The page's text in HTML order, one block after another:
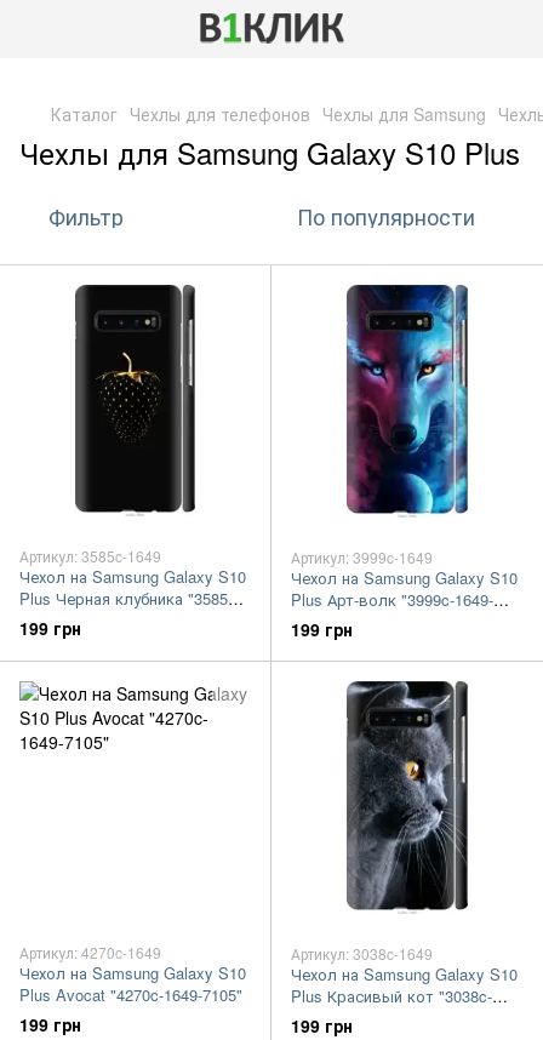
Каталог Чехлы для телефонов Чехлы для Samsung
Чехлы для Samsung Galaxy S10 Plus
Фильтр По популярности
Артикул: 3585c-1649
Чехол на Samsung Galaxy S10
Plus Черная клубника "3585c-
1649-7105"
199 грн
Артикул: 3999c-1649
Чехол на Samsung Galaxy S10
Plus Арт-волк "3999c-1649-
7105"
199 грн
Артикул: 4270c-1649
Чехол на Samsung Galaxy S10
Plus Avocat "4270c-1649-7105"
199 грн
Артикул: 3038c-1649
Чехол на Samsung Galaxy S10
Plus Красивый кот "3038c-
1649-7105"
199 грн